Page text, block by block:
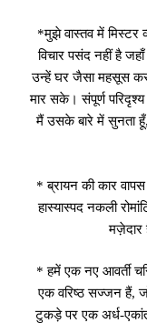
*मुझे वास्तव में मिस्टर
विचार पसंद नहीं है
उन्हें घर जैसा महसूस
मार सके। संपूर्ण
मैं उसके बारे में सुनता
* ब्रायन की कार
हास्यास्पद नकली
मज़ेदार
* हमें एक नए आवर्ती
एक वरिष्ठ सज्जन हैं,
टुकड़े पर एक अर्ध-